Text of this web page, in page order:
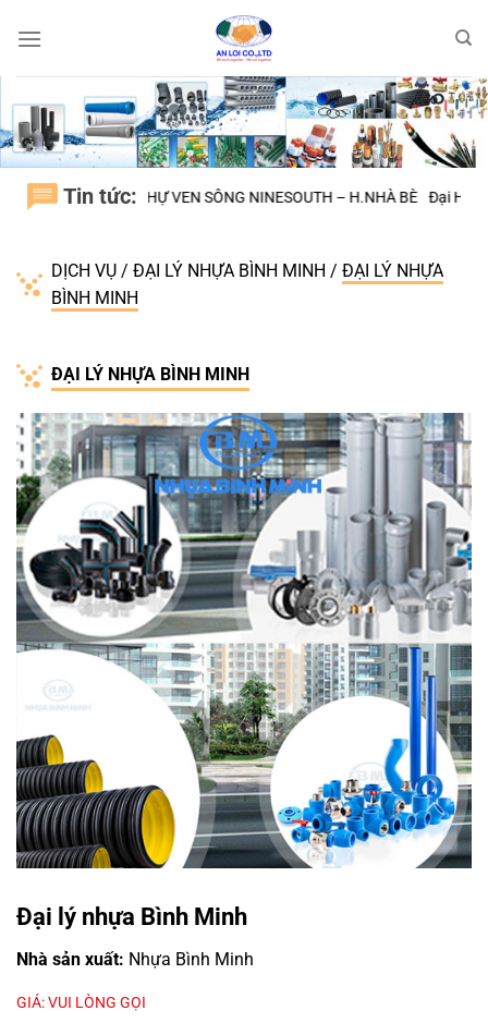
qua
Tin tức:
VEN SÔNG NINESOUTH – H.NHÀ BÈ Đại Học Quốc Tế VIỆT ĐỨC BÌNH
DỊCH VỤ / ĐẠI LÝ NHỰA BÌNH MINH / ĐẠI LÝ NHỰA
BÌNH MINH
ĐẠI LÝ NHỰA BÌNH MINH
Đại lý nhựa Bình Minh
Nhà sản xuất: Nhựa Bình Minh
GIÁ: VUI LÒNG GỌI